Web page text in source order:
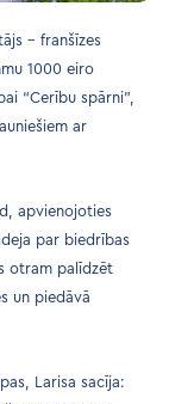
– franšīzes
1000 eiro
“Cerību spārni”,
ar
apvienojoties
par biedrības
otram palīdzēt
un piedāvā
Larisa sacīja: